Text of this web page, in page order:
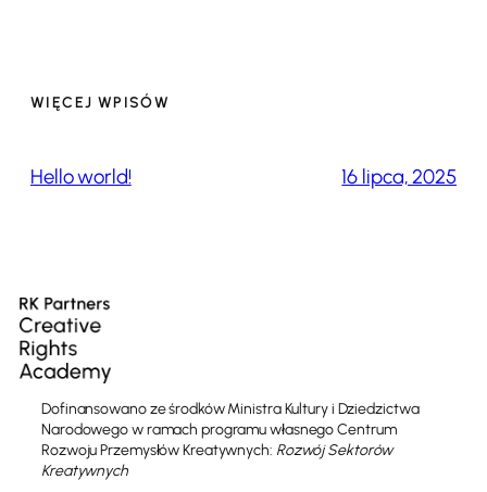
WIĘCEJ WPISÓW
Hello world! 16 lipca, 2025
Dofinansowano ze środków Ministra Kultury i Dziedzictwa
Narodowego w ramach programu własnego Centrum
Rozwoju Przemysłów Kreatywnych: Rozwój Sektorów
Kreatywnych